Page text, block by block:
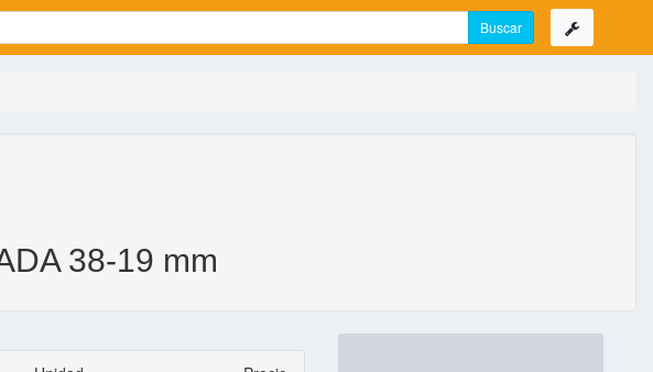
38-19 mm